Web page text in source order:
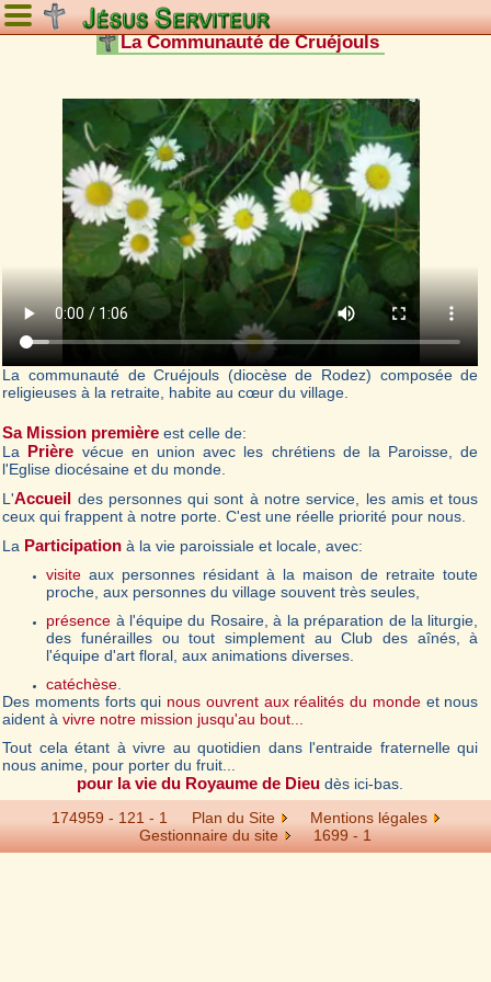
La Communauté de Cruéjouls
La communauté de Cruéjouls (diocèse de Rodez) composée de
religieuses à la retraite, habite au cœur du village.
Sa Mission première est celle de:
La Prière vécue en union avec les chrétiens de la Paroisse, de
l'Eglise diocésaine et du monde.
L'Accueil des personnes qui sont à notre service, les amis et tous
ceux qui frappent à notre porte. C'est une réelle priorité pour nous.
La Participation à la vie paroissiale et locale, avec:
visite aux personnes résidant à la maison de retraite toute
proche, aux personnes du village souvent très seules,
présence à l'équipe du Rosaire, à la préparation de la liturgie,
des funérailles ou tout simplement au Club des aînés, à
l'équipe d'art floral, aux animations diverses.
catéchèse
Des moments forts qui nous ouvrent aux réalités du mondeet nous
aident àvivre notre mission jusqu'au bout...
Tout cela étant à vivre au quotidien dans l'entraide fraternelle qui
nous anime, pour porter du fruit...
pour la vie du Royaume de Dieudès ici-bas.
174959 - 121 - 1
Plan du Site
Mentions légales
Gestionnaire du site
1699 - 1